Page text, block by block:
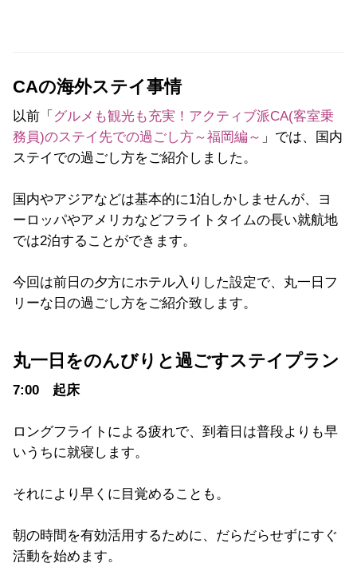
CAの海外ステイ事情
以前「 グルメも観光も充実！アクティブ派CA(客室乗
務員)のステイ先での過ごし方～福岡編～ 」では、国内
ステイでの過ごし方をご紹介しました。
国内やアジアなどは基本的に1泊しかしませんが、ヨ
ーロッパやアメリカなどフライトタイムの長い就航地
では2泊することができます。
今回は前日の夕方にホテル入りした設定で、丸一日フ
リーな日の過ごし方をご紹介致します。
丸一日をのんびりと過ごすステイプラン
7:00 起床
ロングフライトによる疲れで、到着日は普段よりも早
いうちに就寝します。
それにより早くに目覚めることも。
朝の時間を有効活用するために、だらだらせずにすぐ
活動を始めます。